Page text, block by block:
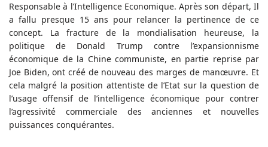
Responsable à l’Intelligence Economique. Après son départ, Il
a fallu presque 15 ans pour relancer la pertinence de ce
concept. La fracture de la mondialisation heureuse, la
politique de Donald Trump contre l’expansionnisme
économique de la Chine communiste, en partie reprise par
Joe Biden, ont créé de nouveau des marges de manœuvre. Et
cela malgré la position attentiste de l’Etat sur la question de
l’usage offensif de l’intelligence économique pour contrer
l’agressivité commerciale des anciennes et nouvelles
puissances conquérantes.